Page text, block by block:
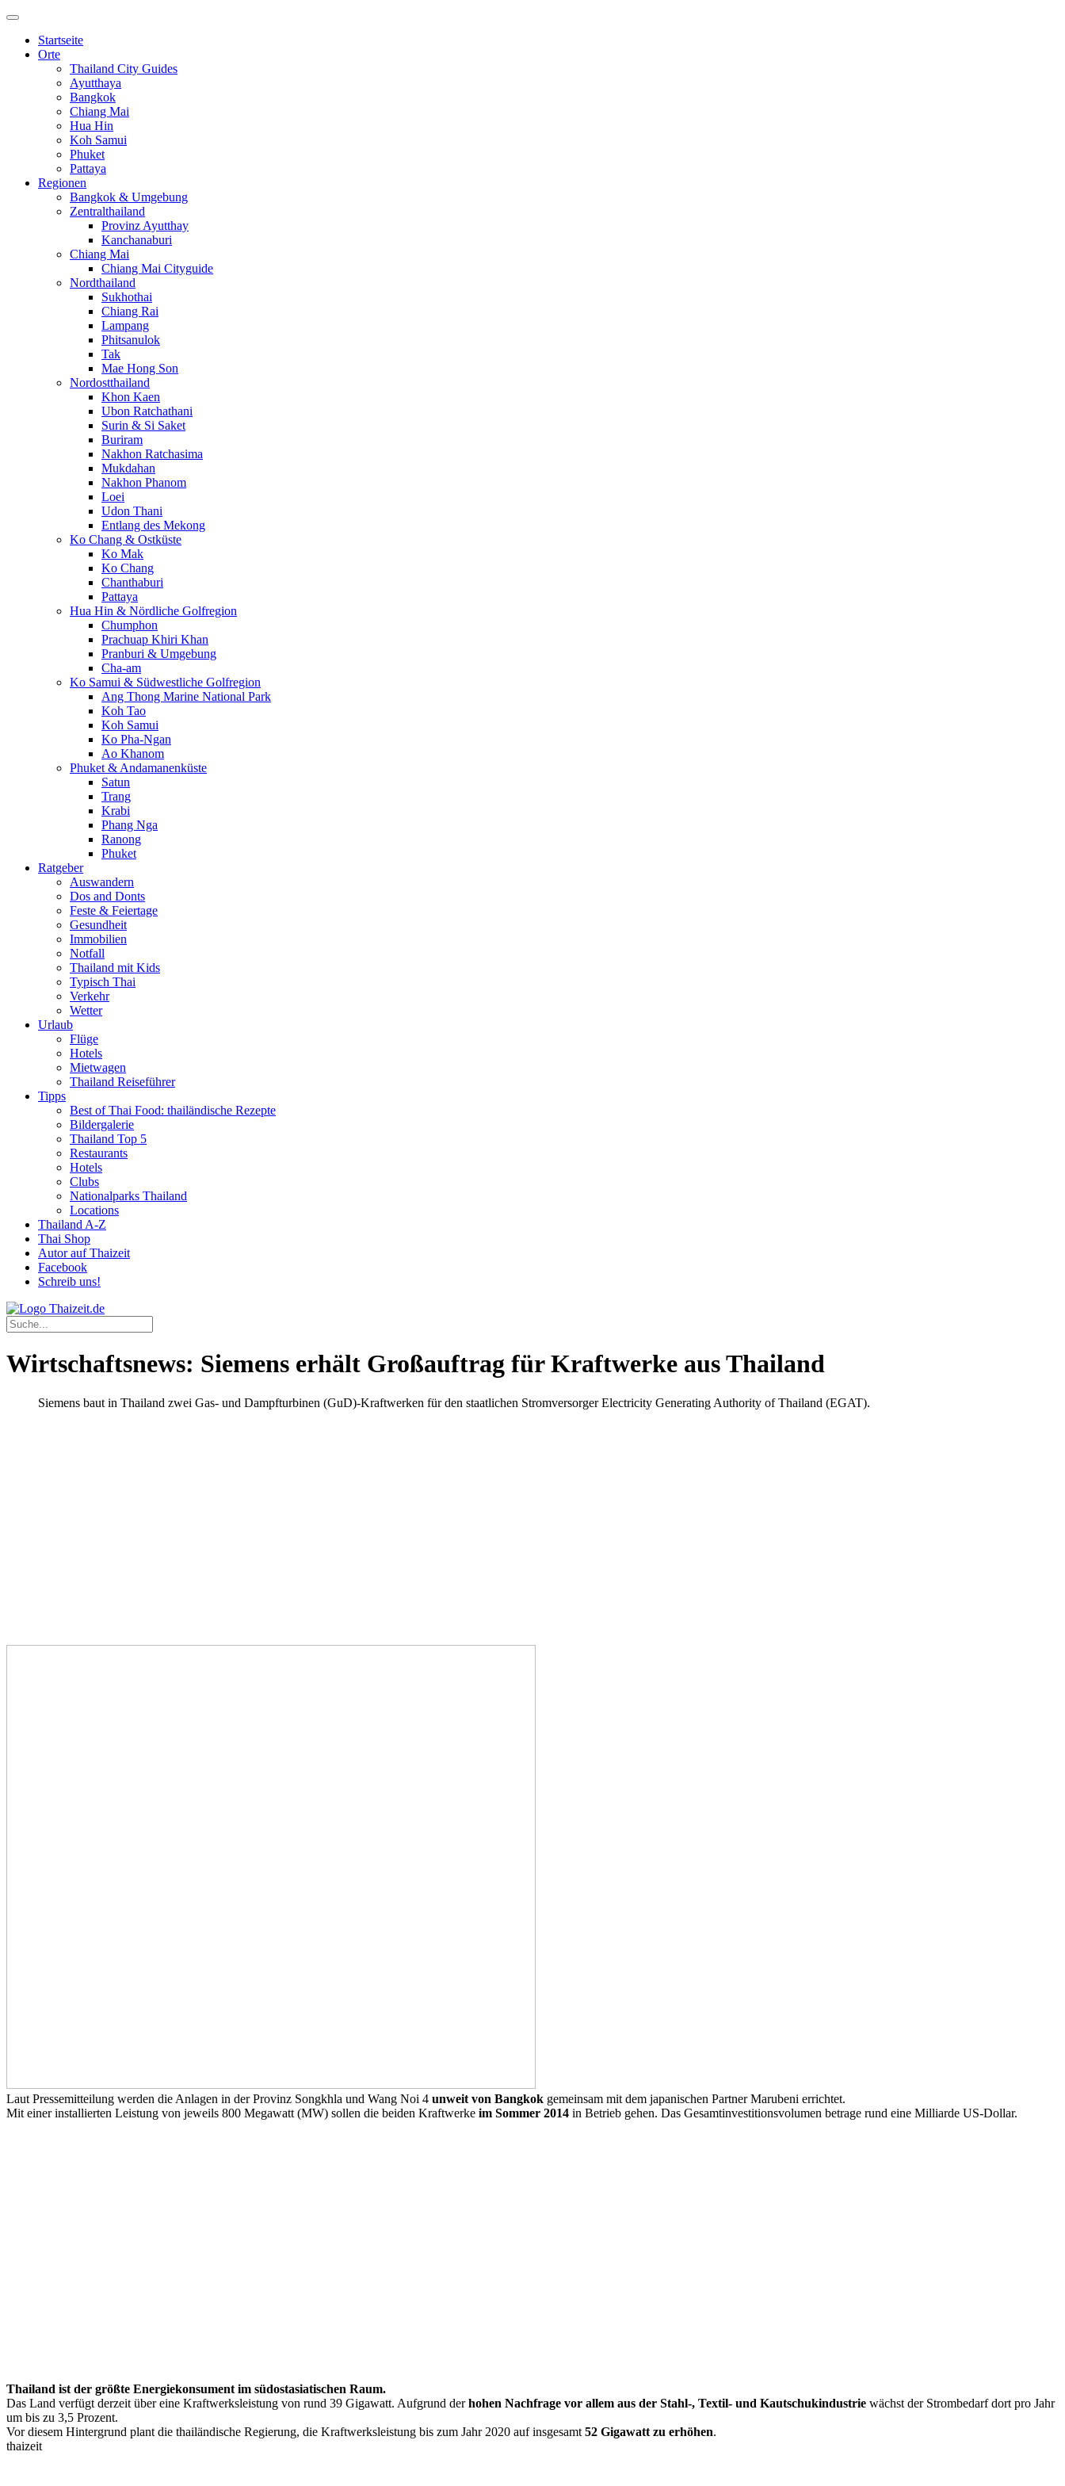
Startseite
Orte
Thailand City Guides
Ayutthaya
Bangkok
Chiang Mai
Hua Hin
Koh Samui
Phuket
Pattaya
Regionen
Bangkok & Umgebung
Zentralthailand
Provinz Ayutthay
Kanchanaburi
Chiang Mai
Chiang Mai Cityguide
Nordthailand
Sukhothai
Chiang Rai
Lampang
Phitsanulok
Tak
Mae Hong Son
Nordostthailand
Khon Kaen
Ubon Ratchathani
Surin & Si Saket
Buriram
Nakhon Ratchasima
Mukdahan
Nakhon Phanom
Loei
Udon Thani
Entlang des Mekong
Ko Chang & Ostküste
Ko Mak
Ko Chang
Chanthaburi
Pattaya
Hua Hin & Nördliche Golfregion
Chumphon
Prachuap Khiri Khan
Pranburi & Umgebung
Cha-am
Ko Samui & Südwestliche Golfregion
Ang Thong Marine National Park
Koh Tao
Koh Samui
Ko Pha-Ngan
Ao Khanom
Phuket & Andamanenküste
Satun
Trang
Krabi
Phang Nga
Ranong
Phuket
Ratgeber
Auswandern
Dos and Donts
Feste & Feiertage
Gesundheit
Immobilien
Notfall
Thailand mit Kids
Typisch Thai
Verkehr
Wetter
Urlaub
Flüge
Hotels
Mietwagen
Thailand Reiseführer
Tipps
Best of Thai Food: thailändische Rezepte
Bildergalerie
Thailand Top 5
Restaurants
Hotels
Clubs
Nationalparks Thailand
Locations
Thailand A-Z
Thai Shop
Autor auf Thaizeit
Facebook
Schreib uns!
Wirtschaftsnews: Siemens erhält Großauftrag für Kraftwerke aus Thailand
Siemens baut in Thailand zwei Gas- und Dampfturbinen (GuD)-Kraftwerken für den staatlichen Stromversorger Electricity Generating Authority of Thailand (EGAT).
Laut Pressemitteilung werden die Anlagen in der Provinz Songkhla und Wang Noi 4 unweit von Bangkok gemeinsam mit dem japanischen Partner Marubeni errichtet.
Mit einer installierten Leistung von jeweils 800 Megawatt (MW) sollen die beiden Kraftwerke im Sommer 2014 in Betrieb gehen. Das Gesamtinvestitionsvolumen betrage rund eine Milliarde US-Dollar.
Thailand ist der größte Energiekonsument im südostasiatischen Raum.
Das Land verfügt derzeit über eine Kraftwerksleistung von rund 39 Gigawatt. Aufgrund derhohen Nachfrage vor allem aus der Stahl-, Textil- und Kautschukindustrie wächst der Strombedarf dort pro Jahr
um bis zu 3,5 Prozent.
Vor diesem Hintergrund plant die thailändische Regierung, die Kraftwerksleistung bis zum Jahr 2020 auf insgesamt 52 Gigawatt zu erhöhen.
thaizeit